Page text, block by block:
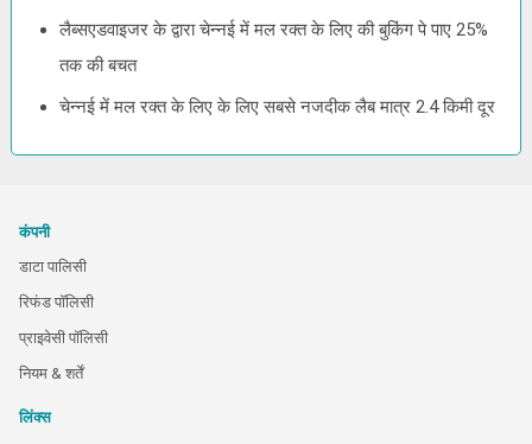
लैब्सएडवाइजर के द्वारा चेन्नई में मल रक्त के लिए की बुकिंग पे पाए 25%
तक की बचत
चेन्नई में मल रक्त के लिए के लिए सबसे नजदीक लैब मात्र 2.4 किमी दूर
कंपनी
डाटा पालिसी
रिफंड पॉलिसी
प्राइवेसी पॉलिसी
नियम & शर्तें
लिंक्स